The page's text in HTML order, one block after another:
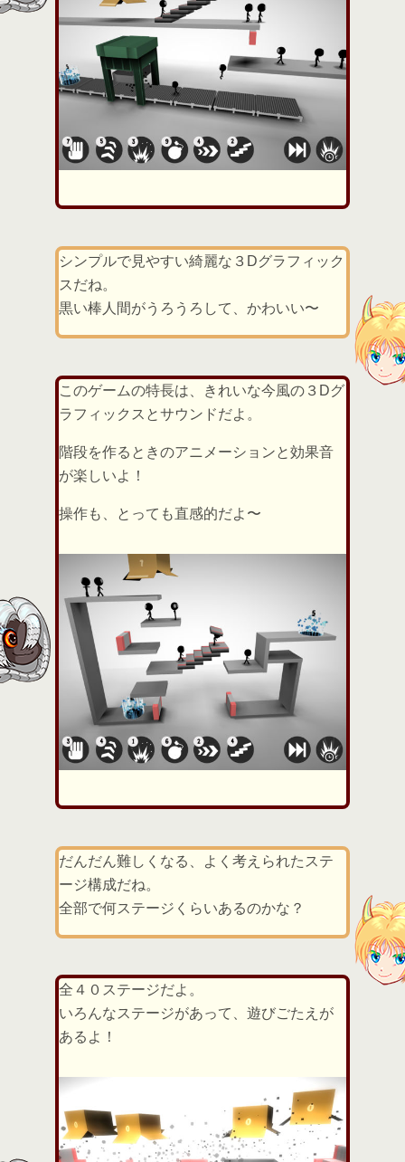
シンプルで見やすい綺麗な３Dグラフィック
スだね。
黒い棒人間がうろうろして、かわいい〜
このゲームの特長は、きれいな今風の３Dグ
ラフィックスとサウンドだよ。
階段を作るときのアニメーションと効果音
が楽しいよ！
操作も、とっても直感的だよ〜
だんだん難しくなる、よく考えられたステ
ージ構成だね。
全部で何ステージくらいあるのかな？
全４０ステージだよ。
いろんなステージがあって、遊びごたえが
あるよ！